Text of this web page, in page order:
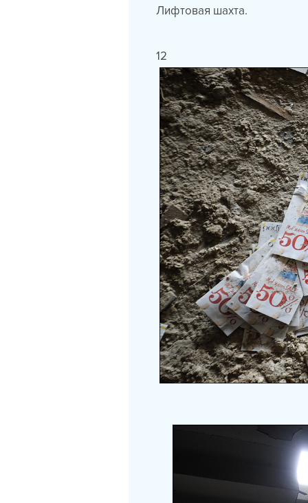
Лифтовая шахта.
12